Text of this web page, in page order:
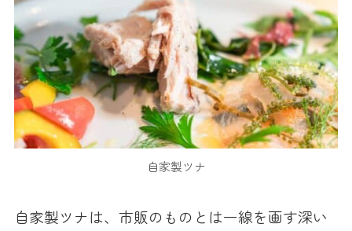
自家製ツナ
自家製ツナは、市販のものとは一線を画す深い